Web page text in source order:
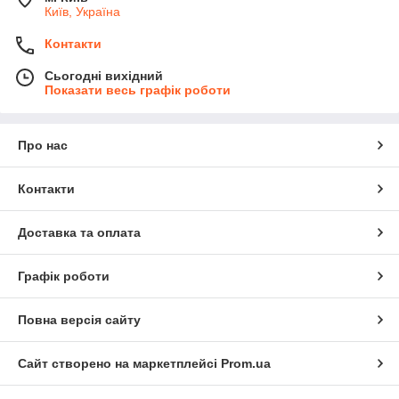
Київ, Україна
Контакти
Сьогодні вихідний
Показати весь графік роботи
Про нас
Контакти
Доставка та оплата
Графік роботи
Повна версія сайту
Сайт створено на маркетплейсі Prom.ua